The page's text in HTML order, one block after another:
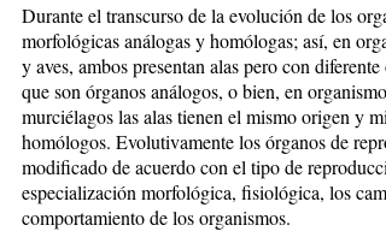
Durante el transcur­so de la evolución de los
morfológicas análogas y homólogas; así, en
y aves, ambos pre­sen­tan alas pero con
que son órganos análogos, o bien, en
murciélagos las alas tienen el mismo origen y
homólogos. Evolutiva­men­te los órganos de
modifi­cado de acuerdo con el tipo de
especialización morfológica, fisiológica, los
comportamiento de los organismos.